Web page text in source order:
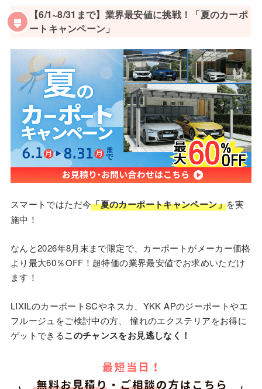
【6/1~8/31まで】業界最安値に挑戦！「夏のカーポ
ートキャンペーン」
スマートではただ今「夏のカーポートキャンペーン」を実
施中！
なんと2026年8月末まで限定で、カーポートがメーカー価格
より最大60％OFF！超特価の業界最安値でお求めいただけ
ます！
LIXILのカーポートSCやネスカ、YKK APのジーポートやエ
フルージュをご検討中の方、 憧れのエクステリアをお得に
ゲットできるこのチャンスをお見逃しなく！